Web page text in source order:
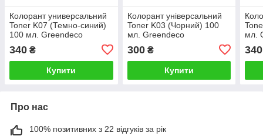
Колорант универсальний
Toner K07 (Темно-синий)
100 мл. Greendeco
340 ₴
Купити
Колорант універсальний
Toner K03 (Чорний) 100
мл. Greendeco
300₴
Купити
мл.
340
Про нас
100% позитивних з 22 відгуків за рік